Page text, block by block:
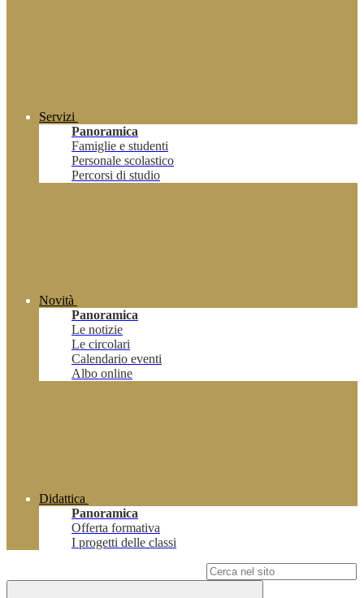
Servizi
Panoramica
Famiglie e studenti
Personale scolastico
Percorsi di studio
Novità
Panoramica
Le notizie
Le circolari
Calendario eventi
Albo online
Didattica
Panoramica
Offerta formativa
I progetti delle classi